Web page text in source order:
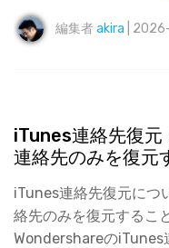
編集者akira |
iTunes連絡先復元
連絡先のみを復元
iTunes連絡先復元につ
絡先のみを復元するこ
WondershareのiTunes